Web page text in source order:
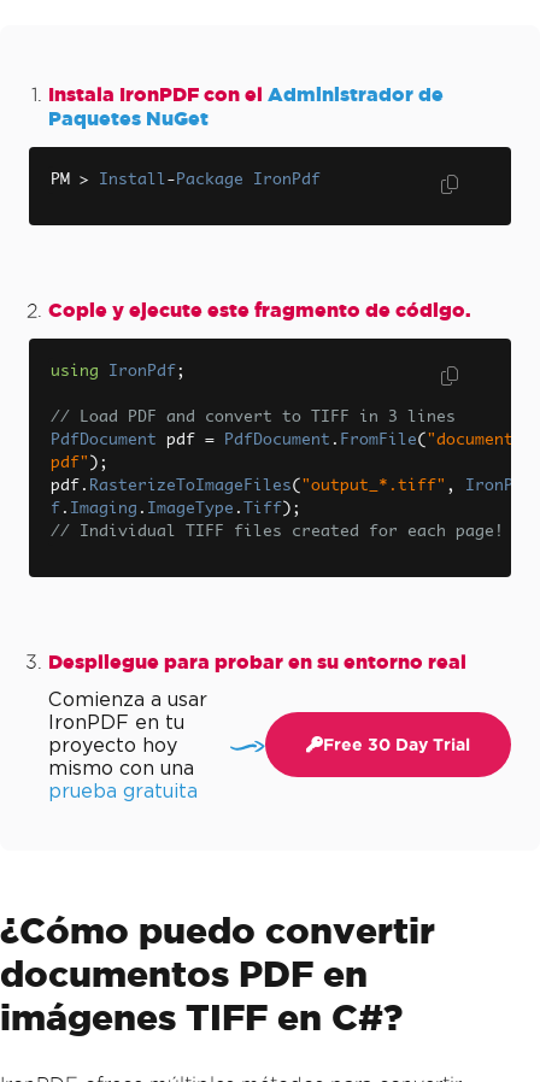
Instala IronPDF con el Administrador de
Paquetes NuGet
PM > Install- Package IronPdf
Copie y ejecute este fragmento de código.
using IronPdf ;
// Load PDF and convert to TIFF in 3 lines
PdfDocument pdf = PdfDocument . FromFile( "document.
pdf" );
pdf . RasterizeToImageFiles( "output_*.tiff" ,
IronPd
f . Imaging . ImageType . Tiff );
// Individual TIFF files created for each page!
Despliegue para probar en su entorno real
Comienza a usar
IronPDF en tu
proyecto hoy
mismo con una
prueba gratuita
Free 30 Day Trial
¿Cómo puedo convertir
documentos PDF en
imágenes TIFF en C#?